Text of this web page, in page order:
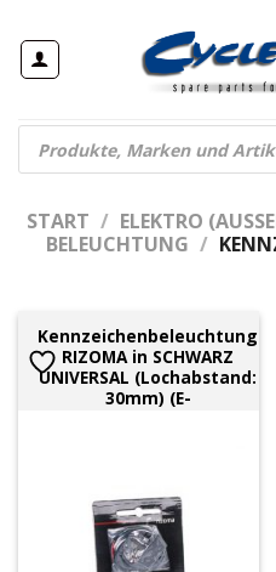
Inhalt
springen
Products
search
START / ELEKTRO
BELEUCHTUNG /
Kennzeichenbeleuchtung
RIZOMA in SCHWARZ
UNIVERSAL (Lochabstand:
30mm) (E-